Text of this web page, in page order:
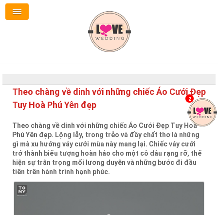
Theo chàng về dinh với những chiếc Áo Cưới Đẹp
Tuy Hoà Phú Yên đẹp
Theo chàng về dinh với những chiếc Áo Cưới Đẹp Tuy Hoà
Phú Yên đẹp. Lộng lẫy, trong trẻo và đầy chất thơ là những
gì mà xu hướng váy cưới mùa này mang lại. Chiếc váy cưới
trở thành biểu tượng hoàn hảo cho một cô dâu rạng rỡ, thể
hiện sự trân trọng mối lương duyên và những bước đi đầu
tiên trên hành trình hạnh phúc.
2